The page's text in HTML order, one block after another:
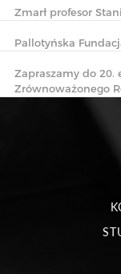
Zmarł profesor
Pallotyńska
Zapraszamy do 20.
Zrównoważonego